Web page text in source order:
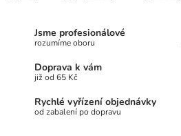
Jsme profesionálové
rozumíme oboru
Doprava k vám
již od 65 Kč
Rychlé vyřízení objednávky
od zabalení po dopravu